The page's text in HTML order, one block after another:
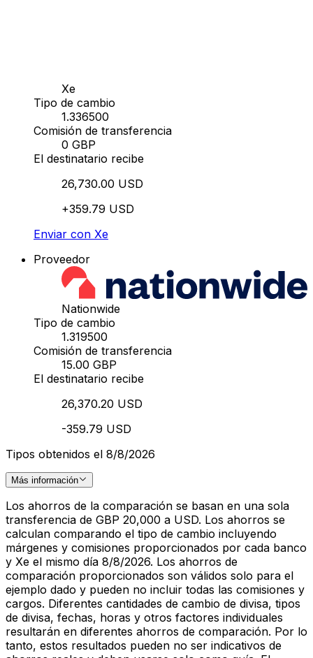
Xe
Tipo de cambio
1.336500
Comisión de transferencia
0 GBP
El destinatario recibe
26,730.00 USD
+359.79 USD
Enviar con Xe
Proveedor
Nationwide
Tipo de cambio
1.319500
Comisión de transferencia
15.00 GBP
El destinatario recibe
26,370.20 USD
-359.79 USD
Tipos obtenidos el 8/8/2026
Más información
Los ahorros de la comparación se basan en una sola
transferencia de GBP 20,000 a USD. Los ahorros se
calculan comparando el tipo de cambio incluyendo
márgenes y comisiones proporcionados por cada banco
y Xe el mismo día 8/8/2026. Los ahorros de
comparación proporcionados son válidos solo para el
ejemplo dado y pueden no incluir todas las comisiones y
cargos. Diferentes cantidades de cambio de divisa, tipos
de divisa, fechas, horas y otros factores individuales
resultarán en diferentes ahorros de comparación. Por lo
tanto, estos resultados pueden no ser indicativos de